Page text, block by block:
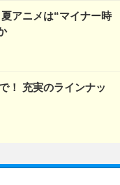
アニメは“マイナー時
！ 充実のラインナッ